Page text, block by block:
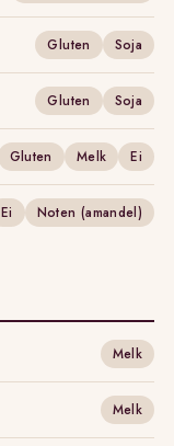
Gluten Soja
Gluten Soja
Gluten Melk Ei
Ei Noten (amandel)
Melk
Melk